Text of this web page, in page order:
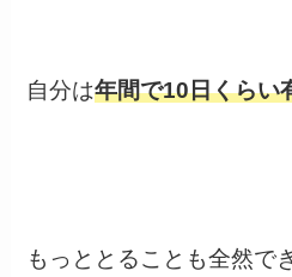
自分は年間で10日くらい
もっととることも全然で